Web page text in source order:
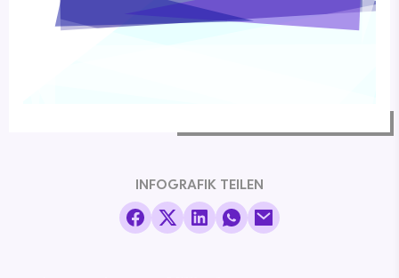
INFOGRAFIK TEILEN